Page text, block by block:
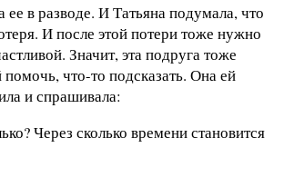
ее в разводе. И Татьяна подумала, что
И после этой потери тоже нужно
Значит, эта подруга тоже
что-то подсказать. Она ей
и спрашивала:
Через сколько времени становится